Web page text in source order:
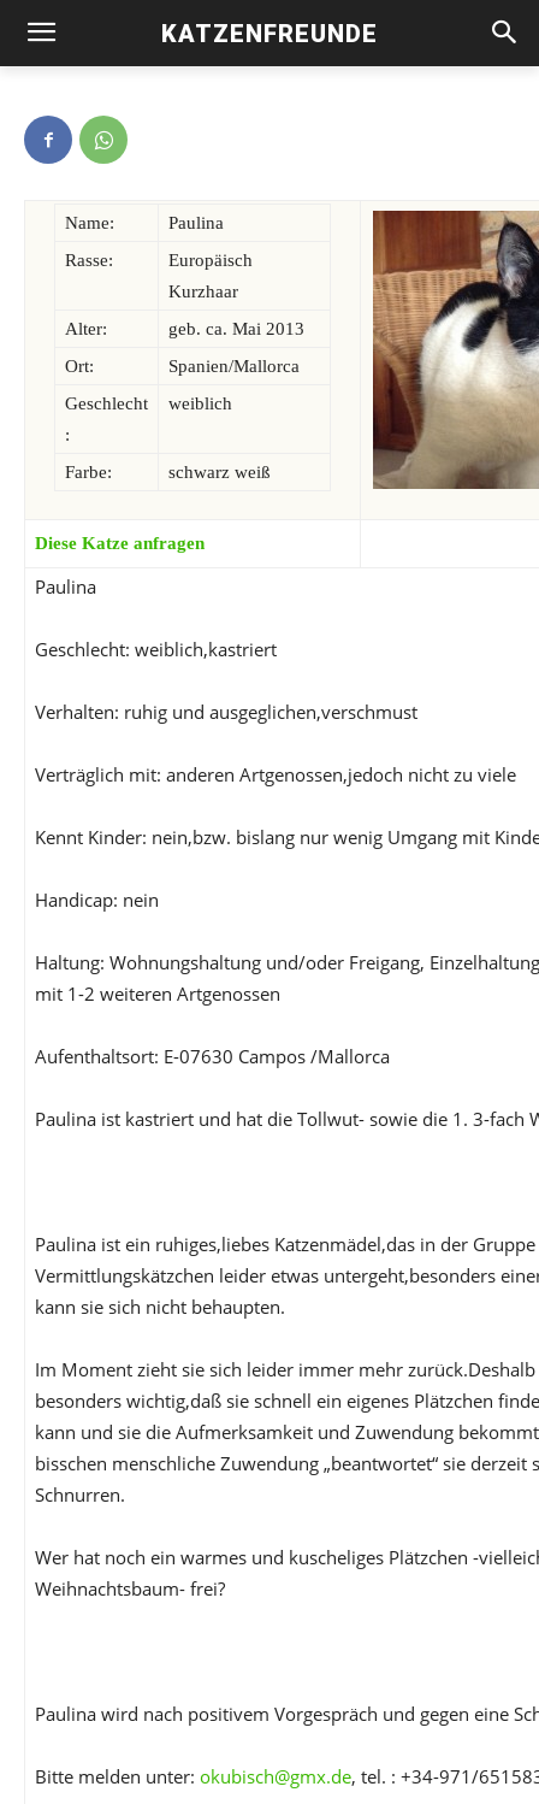
KATZENFREUNDE
Paulina -vermittelt-
Name:
Paulina
Rasse:
Europäisch
Kurzhaar
Alter:
geb. ca. Mai 2013
Ort:
Spanien/Mallorca
Geschlecht
:
weiblich
Farbe: schwarz weiß
Diese Katze anfragen
Paulina
Geschlecht: weiblich,kastriert
Verhalten: ruhig und ausgeglichen,verschmust
Verträglich mit: anderen Artgenossen,jedoch nicht zu viele
Kennt Kinder: nein,bzw. bislang nur wenig Umgang mit
Handicap: nein
Haltung: Wohnungshaltung und/oder Freigang,
mit 1-2 weiteren Artgenossen
Aufenthaltsort: E-07630 Campos /Mallorca
Paulina ist kastriert und hat die Tollwut- sowie die 1. 3-fach
Paulina ist ein ruhiges,liebes Katzenmädel,das in der
Vermittlungskätzchen leider etwas untergeht,besonders
kann sie sich nicht behaupten.
Im Moment zieht sie sich leider immer mehr
besonders wichtig,daß sie schnell ein eigenes Plätzchen
kann und sie die Aufmerksamkeit und Zuwendung
bisschen menschliche Zuwendung „beantwortet“ sie
Schnurren.
Wer hat noch ein warmes und kuscheliges Plätzchen -
Weihnachtsbaum- frei?
Paulina wird nach positivem Vorgespräch und gegen eine
Bitte melden unter: okubisch@gmx.de, tel. : +34-971/